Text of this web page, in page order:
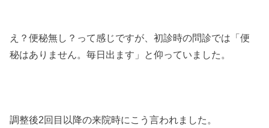
え？便秘無し？って感じですが、初診時の問診では「便
秘はありません。毎日出ます」と仰っていました。
調整後2回目以降の来院時にこう言われました。